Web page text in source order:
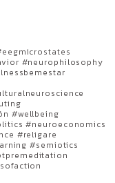
#neurophilosophy
#wellbeing
#neuroeconomics
#religare
#semiotics